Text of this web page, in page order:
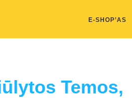
E-SHOP’AS
Temos,